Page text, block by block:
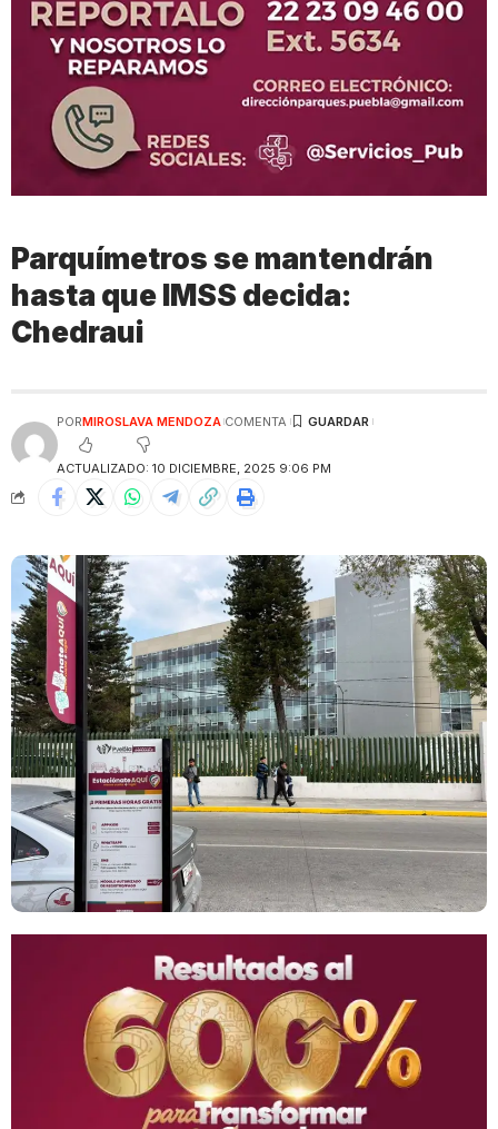
Parquímetros se mantendrán
hasta que IMSS decida:
Chedraui
ACTUALIZADO: 10 DICIEMBRE, 2025 9:06 PM
PORMIROSLAVA MENDOZA COMENTA